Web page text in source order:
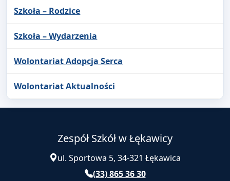
Szkoła – Rodzice
Szkoła – Wydarzenia
Wolontariat Adopcja Serca
Wolontariat Aktualności
Zespół Szkół w Łękawicy
ul. Sportowa 5, 34-321 Łękawica
(33) 865 36 30